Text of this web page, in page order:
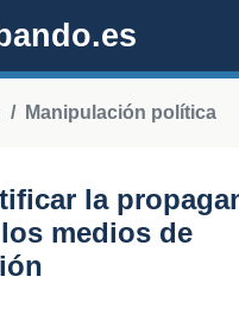
bando.es
Manipulación política
la
medios de